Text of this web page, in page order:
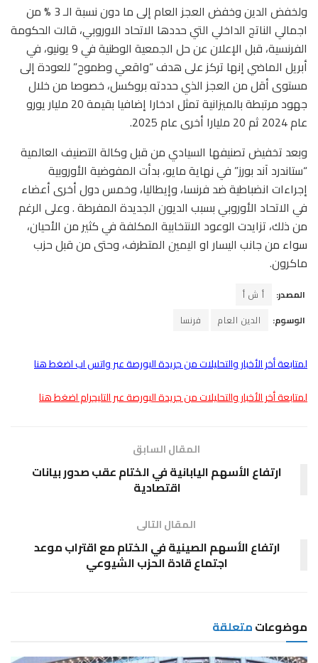
ولخفض الدين وخفض العجز العام إلى ما دون نسبة الـ 3 % من
اجمالي الناتج الداخلي التي حددها الاتحاد الاوروبي، قالت الحكومة
الفرنسية، قبل الإعلان عن حل الجمعية الوطنية في 9 يونيو، في
أبريل الماضي إنها تركز على هدف “واقعي وطموح” للعودة إلى
مستوى أقل من العجز الذي حددته بروكسل، خصوصا من خلال
جهود مرتبطة بالميزانية تمثل ادخارا إضافيا بقيمة 20 مليار يورو
عام 2024 ثم 20 مليارا أخرى عام 2025.
وبعد تخفيض تصنيفها السيادي من قبل وكالة التصنيف العالمية
“ستاندرد آند بورز” في نهاية مايو، بدأت المفوضية الأوروبية
إجراءات انضباطية ضد فرنسا، وإيطاليا، وخمس دول أخرى أعضاء
في الاتحاد الأوروبي بسبب الديون الجديدة المفرطة . وعلى الرغم
من ذلك، تزايدت الوعود الانتخابية المكلفة في كثير من الأحيان،
سواء من جانب اليسار او اليمين المتطرف، وحتى من قبل حزب
ماكرون.
المصدر:
أ ش أ
الوسوم:
الدين العام فرنسا
لمتابعة أخر الأخبار والتحليلات من جريدة البورصة عبر واتس اب اضغط هنا
لمتابعة أخر الأخبار والتحليلات من جريدة البورصة عبر التليجرام اضغط هنا
المقال السابق
ارتفاع الأسهم اليابانية في الختام عقب صدور بيانات
اقتصادية
المقال التالى
ارتفاع الأسهم الصينية في الختام مع اقتراب موعد
اجتماع قادة الحزب الشيوعي
موضوعاتمتعلقة